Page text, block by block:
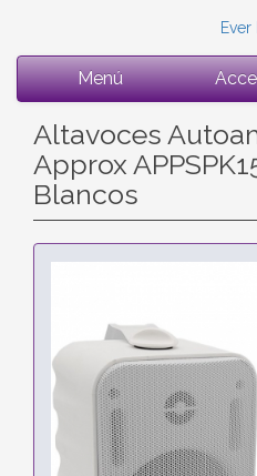
Ever
Menú
Altavoces
Approx
Blancos